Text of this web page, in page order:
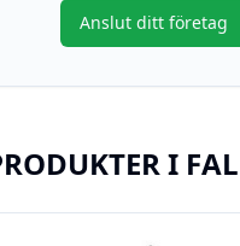
Anslut ditt företag
I